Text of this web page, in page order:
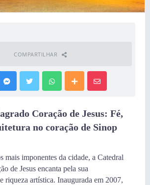
COMPARTILHAR
Coração de Jesus: Fé,
no coração de Sinop
mais imponentes da cidade, a Catedral
de Jesus encanta pela sua
riqueza artística. Inaugurada em 2007,